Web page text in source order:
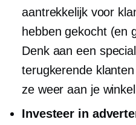
aantrekkelijk voor
hebben gekocht (en
Denk aan een
terugkerende
ze weer aan je
Investeer in